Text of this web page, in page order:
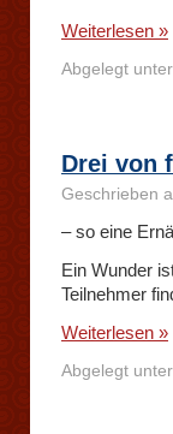
Weiterlesen »
Abgelegt
Drei von
Geschrieben
– so eine
Ein Wunder
Teilnehmer
Weiterlesen »
Abgelegt